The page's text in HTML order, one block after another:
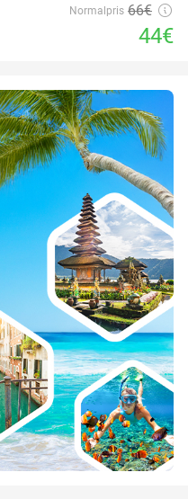
Normalpris 66€
44€